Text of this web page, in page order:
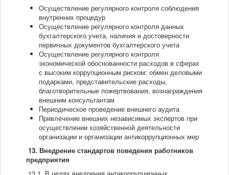
Осуществление регулярного контроля соблюдения
внутренних процедур
Осуществление регулярного контроля данных
бухгалтерского учета, наличия и достоверности
первичных документов бухгалтерского учета
Осуществление регулярного контроля
экономической обоснованности расходов в сферах
с высоким коррупционным риском: обмен деловыми
подарками, представительские расходы,
благотворительные пожертвования, вознаграждения
внешним консультантам
Периодическое проведение внешнего аудита
Привлечение внешних независимых экспертов при
осуществлении хозяйственной деятельности
организации и организации антикоррупционных мер
13. Внедрение стандартов поведения работников
предприятия